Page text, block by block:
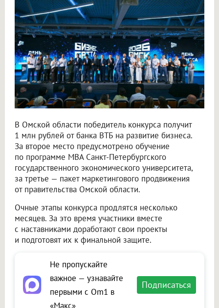
В Омской области победитель конкурса получит
1 млн рублей от банка ВТБ на развитие бизнеса.
За второе место предусмотрено обучение
по программе MBA Санкт-Петербургского
государственного экономического университета,
за третье — пакет маркетингового продвижения
от правительства Омской области.
Очные этапы конкурса продлятся несколько
месяцев. За это время участники вместе
с наставниками доработают свои проекты
и подготовят их к финальной защите.
Не пропускайте
важное — узнавайте
первыми с Om1 в
«Макс»
Подписаться